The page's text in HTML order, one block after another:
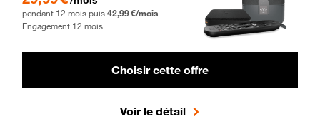
pendant 12 mois puis 42,99 €/mois
Engagement 12 mois
Choisir cette offre
Voir le détail